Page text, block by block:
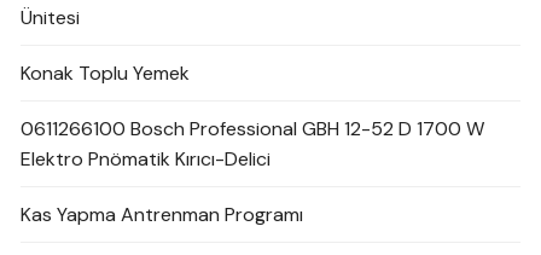
Ünitesi
Konak Toplu Yemek
0611266100 Bosch Professional GBH 12-52 D 1700 W
Elektro Pnömatik Kırıcı-Delici
Kas Yapma Antrenman Programı